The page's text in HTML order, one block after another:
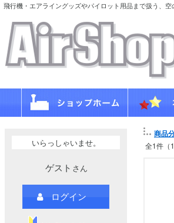
飛行機・エアライングッズやパイロット用品まで扱う、空
いらっしゃいませ。
ゲスト さん
ログイン
商品
全1件（